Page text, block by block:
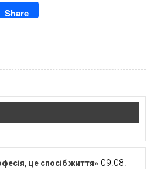
Share
це спосіб життя» 09.08.